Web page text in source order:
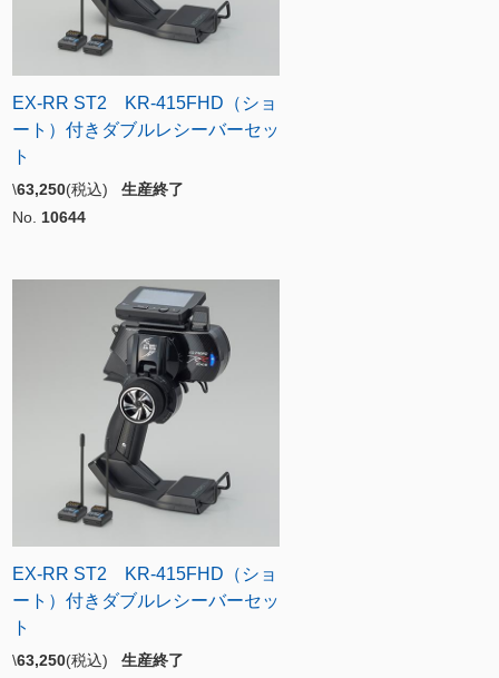
EX-RR ST2 KR-415FHD（ショ
ート）付きダブルレシーバーセッ
ト
\63,250(税込) 生産終了
No. 10644
EX-RR ST2 KR-415FHD（ショ
ート）付きダブルレシーバーセッ
ト
\63,250(税込) 生産終了